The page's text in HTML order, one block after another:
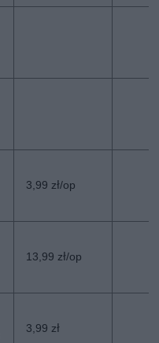
3,99 zł/op
13,99 zł/op
3,99 zł